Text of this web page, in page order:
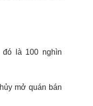
là 100 nghìn
mở quán bán